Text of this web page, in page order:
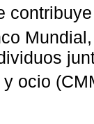
y ocio